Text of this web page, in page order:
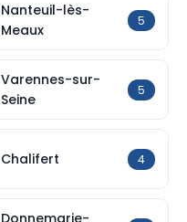
Nanteuil-lès-
Meaux
5
Varennes-sur-
Seine
5
Chalifert 4
Donnemarie-